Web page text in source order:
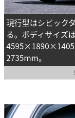
現行型はシビック
る。ボディサイ
2735mm。